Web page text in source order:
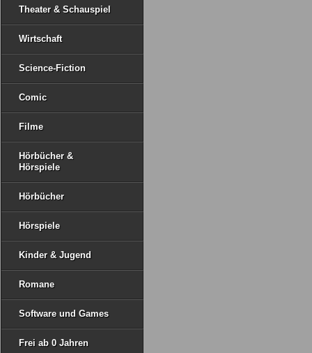
Theater & Schauspiel
Wirtschaft
Science-Fiction
Comic
Filme
Hörbücher &
Hörspiele
Hörbücher
Hörspiele
Kinder & Jugend
Romane
Software und Games
Frei ab 0 Jahren